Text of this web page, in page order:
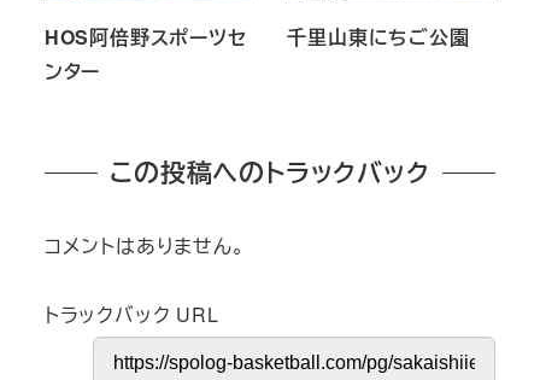
HOS阿倍野スポーツセ
ンター
千里山東にちご公園
この投稿へのトラックバック
コメントはありません。
トラックバック URL